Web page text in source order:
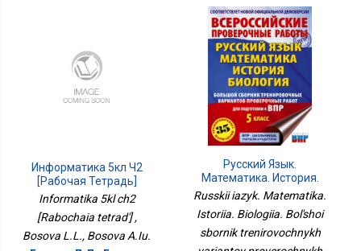
Информатика 5кл Ч2
[Рабочая Тетрадь]
Informatika 5kl ch2
[Rabochaia tetrad'] ,
Bosova L.L., Bosova A.Iu.
Русский Язык.
Математика. История.
Биология. Большой
Сборник Тренировочных
Вариантов Проверочных
Работ Для Подготовки К
ВПР. 5 Класс
Russkii iazyk. Matematika.
Istoriia. Biologiia. Bol'shoi
sbornik trenirovochnykh